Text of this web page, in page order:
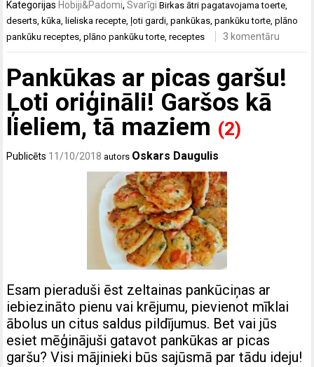
Kategorijas Hobiji&Padomi,Svarīgi Birkasātri pagatavojama toerte
deserts kūka lieliska recepte ļoti gardi ,pankūkas ,pankūku torte ,plāno
pankūku receptes ,plāno pankūku torte ,receptes 3 komentāru
Pankūkas ar picas garšu!
Ļoti oriģināli! Garšos kā
lieliem, tā maziem (2)
Publicēts 11/10/2018 autors Oskars Daugulis
Esam pieraduši ēst zeltainas pankūciņas ar
iebiezināto pienu vai krējumu, pievienot mīklai
ābolus un citus saldus pildījumus. Bet vai jūs
esiet mēģinājuši gatavot pankūkas ar picas
garšu? Visi mājinieki būs sajūsmā par tādu ideju!